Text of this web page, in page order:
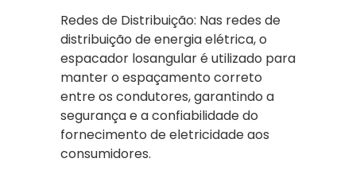
Redes de Distribuição: Nas redes de
distribuição de energia elétrica, o
espacador losangular é utilizado para
manter o espaçamento correto
entre os condutores, garantindo a
segurança e a confiabilidade do
fornecimento de eletricidade aos
consumidores.